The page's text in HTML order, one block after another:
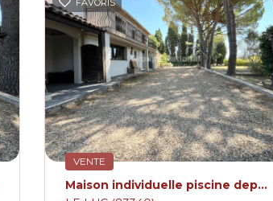
FAVORIS
VENTE
Maison individuelle piscine dependance.